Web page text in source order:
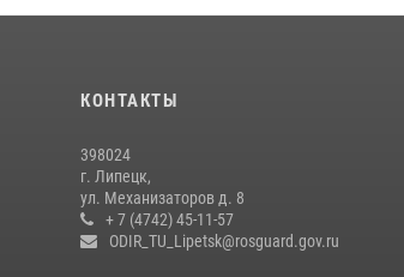
КОНТАКТЫ
398024
г. Липецк,
ул. Механизаторов д. 8
+ 7 (4742) 45-11-57
ODIR_TU_Lipetsk@rosguard.gov.ru